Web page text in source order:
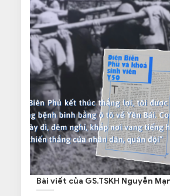
Bài viết của GS.TSKH Nguyễn